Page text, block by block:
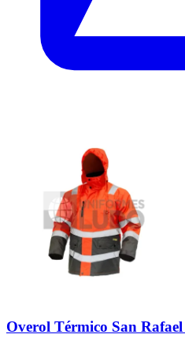
Overol Térmico San